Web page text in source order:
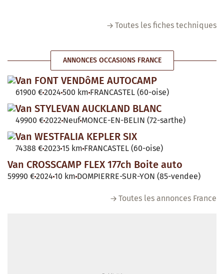
Toutes les fiches techniques
ANNONCES OCCASIONS FRANCE
Van FONT VENDôME AUTOCAMP
61900 €2024 500 km FRANCASTEL (60-oise)
Van STYLEVAN AUCKLAND BLANC
49900 €2022 Neuf MONCE-EN-BELIN (72-sarthe)
Van WESTFALIA KEPLER SIX
74388 €2023 15 km FRANCASTEL (60-oise)
Van CROSSCAMP FLEX 177ch Boite auto
59990 €2024 10 km DOMPIERRE-SUR-YON (85-vendee)
Toutes les annonces France